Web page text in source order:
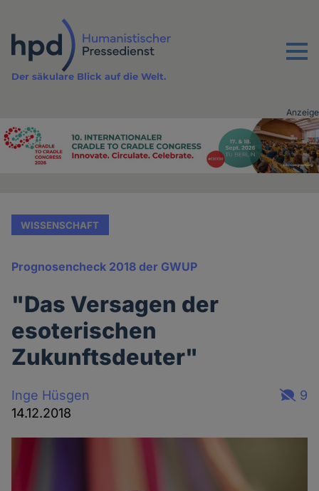
Inhalt
Menu
Der säkulare Blick auf die Welt.
Advertising
Anzeige
WISSENSCHAFT
Prognosencheck 2018 der GWUP
"Das Versagen der
esoterischen
Zukunftsdeuter"
Inge Hüsgen
14.12.2018
9